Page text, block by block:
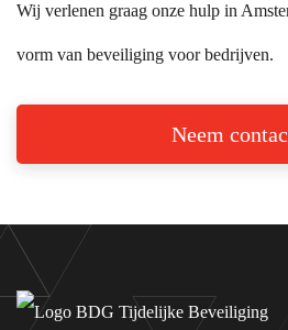
Wij verlenen graag onze hulp in
vorm van beveiliging voor bedrijven.
Neem